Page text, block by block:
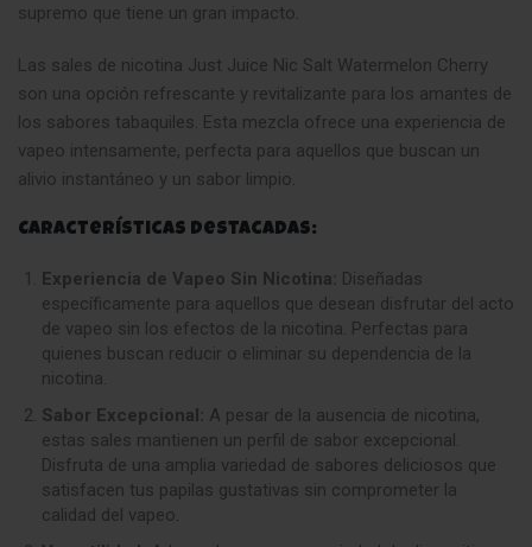
supremo que tiene un gran impacto.
Las sales de nicotina Just Juice Nic Salt Watermelon Cherry
son una opción refrescante y revitalizante para los amantes de
los sabores tabaquiles. Esta mezcla ofrece una experiencia de
vapeo intensamente, perfecta para aquellos que buscan un
alivio instantáneo y un sabor limpio.
Características destacadas:
Experiencia de Vapeo Sin Nicotina: Diseñadas
específicamente para aquellos que desean disfrutar del acto
de vapeo sin los efectos de la nicotina. Perfectas para
quienes buscan reducir o eliminar su dependencia de la
nicotina.
Sabor Excepcional: A pesar de la ausencia de nicotina,
estas sales mantienen un perfil de sabor excepcional.
Disfruta de una amplia variedad de sabores deliciosos que
satisfacen tus papilas gustativas sin comprometer la
calidad del vapeo.